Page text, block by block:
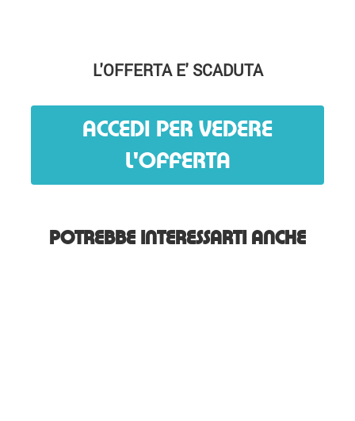
L'OFFERTA E' SCADUTA
ACCEDI PER VEDERE
L'OFFERTA
POTREBBE INTERESSARTI ANCHE